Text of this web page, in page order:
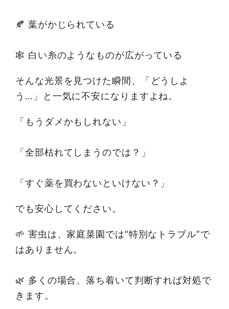
🍂 葉がかじられている
🕸 白い糸のようなものが広がっている
そんな光景を見つけた瞬間、「どうしよ
う…」と一気に不安になりますよね。
「もうダメかもしれない」
「全部枯れてしまうのでは？」
「すぐ薬を買わないといけない？」
でも安心してください。
🌱 害虫は、家庭菜園では“特別なトラブル”で
はありません。
🌿 多くの場合、落ち着いて判断すれば対処で
きます。